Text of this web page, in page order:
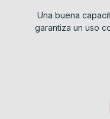
Una buena
garantiza un uso